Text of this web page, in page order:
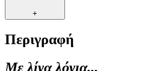
+
Περιγραφή
Με λίγα λόγια...